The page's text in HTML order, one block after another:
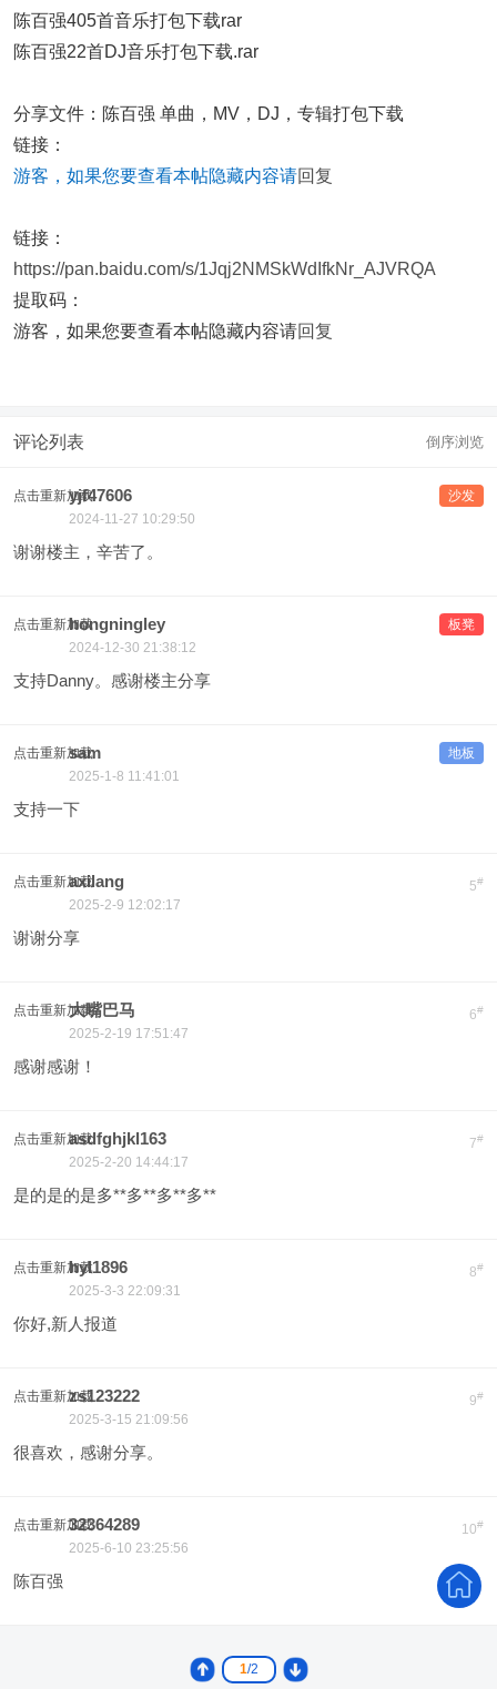
陈百强405首音乐打包下载rar
陈百强22首DJ音乐打包下载.rar
分享文件：陈百强 单曲，MV，DJ，专辑打包下载
链接：
游客，如果您要查看本帖隐藏内容请回复
链接：
https://pan.baidu.com/s/1Jqj2NMSkWdIfkNr_AJVRQA
提取码：
游客，如果您要查看本帖隐藏内容请回复
评论列表 倒序浏览
点击重新加载 沙发
yjf47606
2024-11-27 10:29:50
谢谢楼主，辛苦了。
点击重新加载 板凳
hongningley
2024-12-30 21:38:12
支持Danny。感谢楼主分享
点击重新加载 地板
sam
2025-1-8 11:41:01
支持一下
点击重新加载 5#
axilang
2025-2-9 12:02:17
谢谢分享
点击重新加载 6#
大嘴巴马
2025-2-19 17:51:47
感谢感谢！
点击重新加载 7#
asdfghjkl163
2025-2-20 14:44:17
是的是的是多**多**多**多**
点击重新加载 8#
hyl1896
2025-3-3 22:09:31
你好,新人报道
点击重新加载 9#
zs123222
2025-3-15 21:09:56
很喜欢，感谢分享。
点击重新加载 10#
32364289
2025-6-10 23:25:56
陈百强
1/2